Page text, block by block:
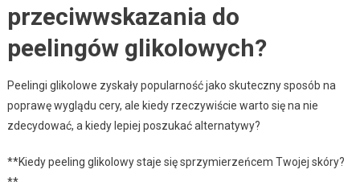
przeciwwskazania do
peelingów glikolowych?
Peelingi glikolowe zyskały popularność jako skuteczny sposób na
poprawę wyglądu cery, ale kiedy rzeczywiście warto się na nie
zdecydować, a kiedy lepiej poszukać alternatywy?
**Kiedy peeling glikolowy staje się sprzymierzeńcem Twojej skóry?